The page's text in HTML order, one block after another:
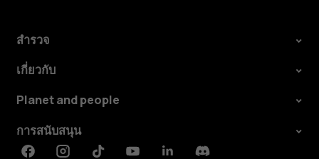
สำรวจ
เกี่ยวกับ
Planet and people
การสนับสนุน